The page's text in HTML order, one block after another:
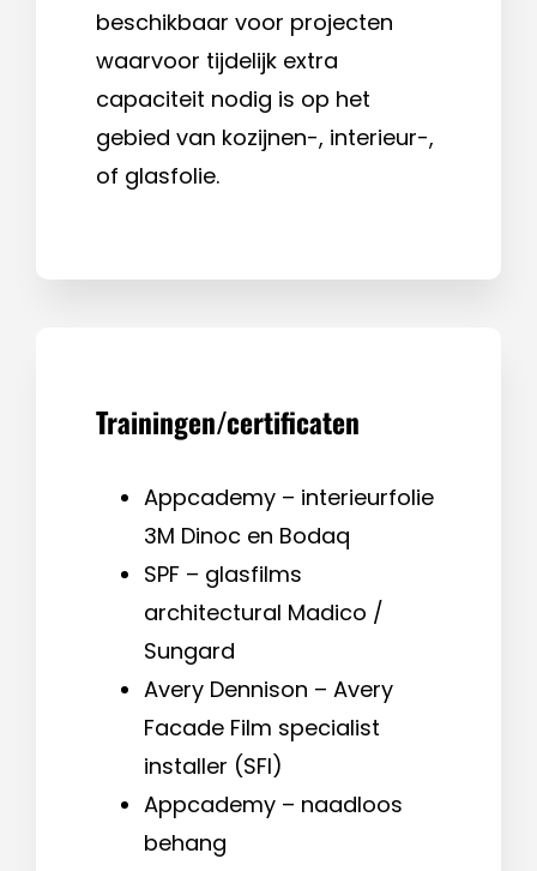
beschikbaar voor projecten
waarvoor tijdelijk extra
capaciteit nodig is op het
gebied van kozijnen-, interieur-,
of glasfolie.
Trainingen/certificaten
Appcademy – interieurfolie
3M Dinoc en Bodaq
SPF – glasfilms
architectural Madico /
Sungard
Avery Dennison – Avery
Facade Film specialist
installer (SFI)
Appcademy – naadloos
behang